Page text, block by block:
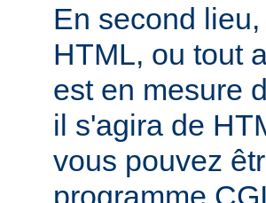
En second
HTML, ou tout
est en mesure
il s'agira de
vous pouvez
programme